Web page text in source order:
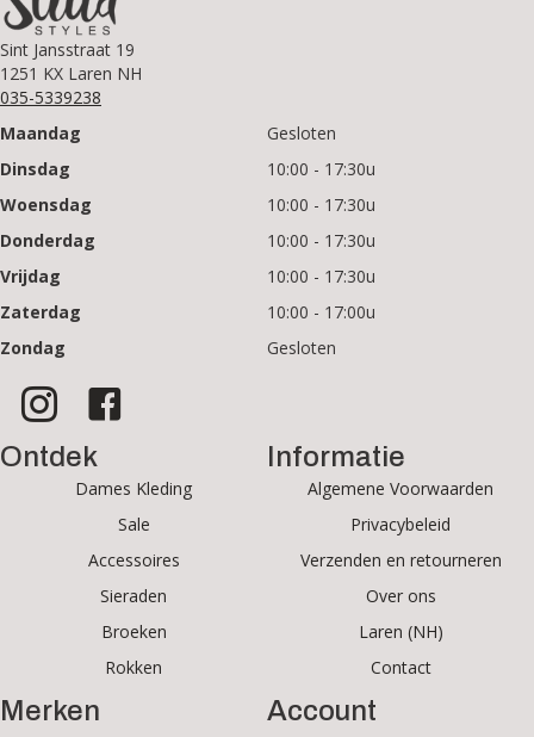
Sint Jansstraat 19
1251 KX Laren NH
035-5339238
Maandag
Gesloten
Dinsdag
10:00 - 17:30u
Woensdag
10:00 - 17:30u
Donderdag
10:00 - 17:30u
Vrijdag
10:00 - 17:30u
Zaterdag
10:00 - 17:00u
Zondag
Gesloten
Ontdek
Dames Kleding
Sale
Accessoires
Sieraden
Broeken
Rokken
Merken
Informatie
Algemene Voorwaarden
Privacybeleid
Verzenden en retourneren
Over ons
Laren (NH)
Contact
Account